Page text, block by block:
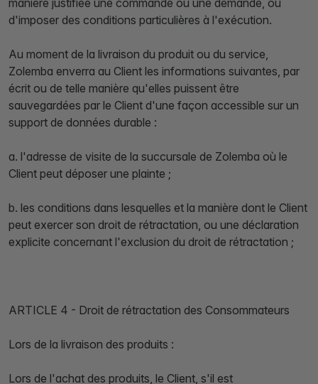
manière justifiée une commande ou une demande, ou
d'imposer des conditions particulières à l'exécution.
Au moment de la livraison du produit ou du service,
Zolemba enverra au Client les informations suivantes, par
écrit ou de telle manière qu'elles puissent être
sauvegardées par le Client d'une façon accessible sur un
support de données durable :
a. l'adresse de visite de la succursale de Zolemba où le
Client peut déposer une plainte ;
b. les conditions dans lesquelles et la manière dont le Client
peut exercer son droit de rétractation, ou une déclaration
explicite concernant l'exclusion du droit de rétractation ;
ARTICLE 4 - Droit de rétractation des Consommateurs
Lors de la livraison des produits :
Lors de l'achat des produits, le Client, s'il est